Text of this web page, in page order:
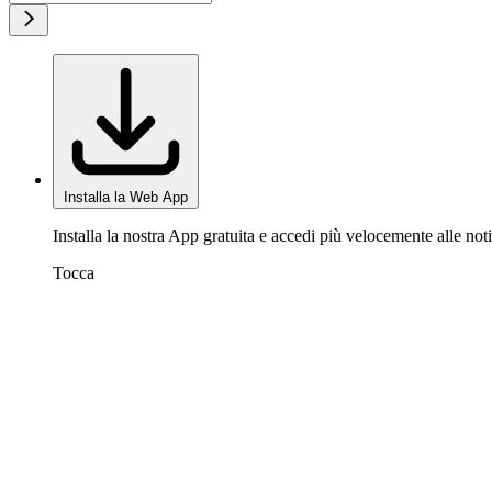
Installa la Web App
Installa la nostra App gratuita e accedi più velocemente alle
Tocca